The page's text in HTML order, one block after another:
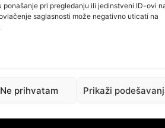
ponašanje pri pregledanju ili jedinstveni ID-ovi
saglasnosti može negativno uticati na
Ne prihvatam Prikaži